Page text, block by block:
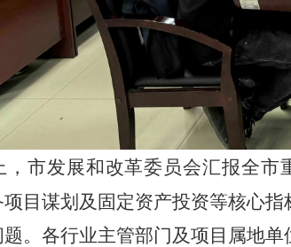
，市发展和改革委员会汇报全
目谋划及固定资产投资等核心
。各行业主管部门及项目属地